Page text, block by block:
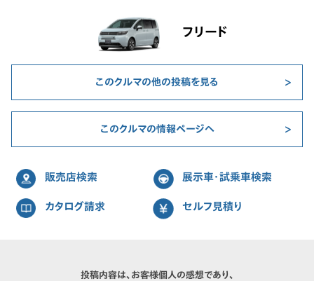
フリード
このクルマの他の投稿を見る
このクルマの情報ページへ
販売店検索 展示車・試乗車検索
カタログ請求 セルフ見積り
投稿内容は、お客様個人の感想であり、